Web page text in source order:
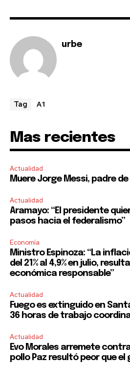
urbe
Tag A1
Mas recientes
Actualidad
Muere Jorge Messi, padre
Actualidad
Aramayo: “El presidente
pasos hacia el federalismo”
Economía
Ministro Espinoza: “La
del 21% al 4,9% en julio,
económica responsable”
Actualidad
Fuego es extinguido en
36 horas de trabajo
Actualidad
Evo Morales arremete contra
pollo Paz resultó peor que el